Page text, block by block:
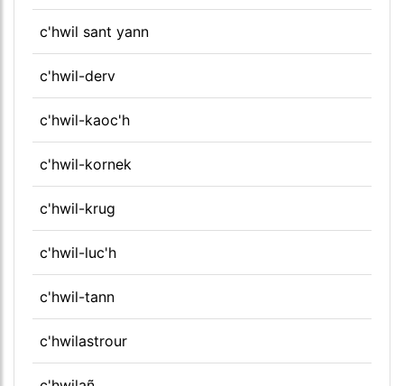
c'hwil sant yann
c'hwil-derv
c'hwil-kaoc'h
c'hwil-kornek
c'hwil-krug
c'hwil-luc'h
c'hwil-tann
c'hwilastrour